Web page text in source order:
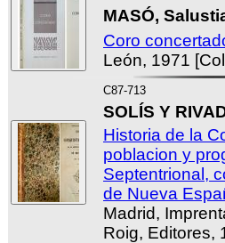
MASÓ,
Coro
León, 1971
C87-713
SOLÍS Y
Historia de la
poblacion y
Septentrional,
de Nueva
Madrid,
Roig, Editores,